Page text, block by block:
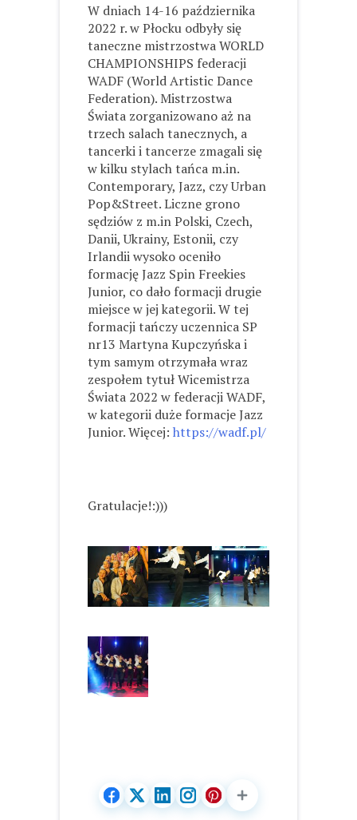
W dniach 14-16 października
2022 r. w Płocku odbyły się
taneczne mistrzostwa WORLD
CHAMPIONSHIPS federacji
WADF (World Artistic Dance
Federation). Mistrzostwa
Świata zorganizowano aż na
trzech salach tanecznych, a
tancerki i tancerze zmagali się
w kilku stylach tańca m.in.
Contemporary, Jazz, czy Urban
Pop&Street. Liczne grono
sędziów z m.in Polski, Czech,
Danii, Ukrainy, Estonii, czy
Irlandii wysoko oceniło
formację Jazz Spin Freekies
Junior, co dało formacji drugie
miejsce w jej kategorii. W tej
formacji tańczy uczennica SP
nr13 Martyna Kupczyńska i
tym samym otrzymała wraz
zespołem tytuł Wicemistrza
Świata 2022 w federacji WADF,
w kategorii duże formacje Jazz
Junior. Więcej: https://wadf.pl/
Gratulacje!:)))